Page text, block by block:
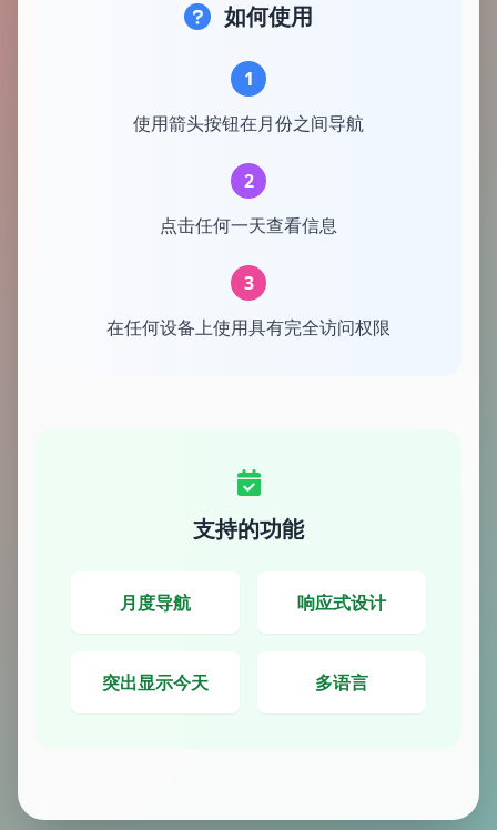
如何使用
1
使用箭头按钮在月份之间导航
2
点击任何一天查看信息
3
在任何设备上使用具有完全访问权限
支持的功能
月度导航 响应式设计
突出显示今天 多语言